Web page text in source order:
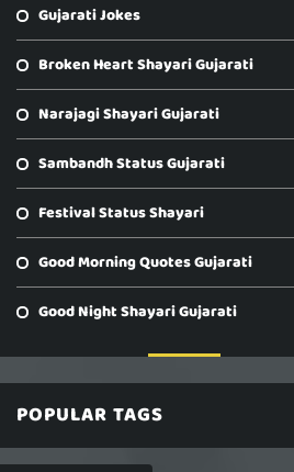
Gujarati Jokes
Broken Heart Shayari Gujarati
Narajagi Shayari Gujarati
Sambandh Status Gujarati
Festival Status Shayari
Good Morning Quotes Gujarati
Good Night Shayari Gujarati
POPULAR TAGS